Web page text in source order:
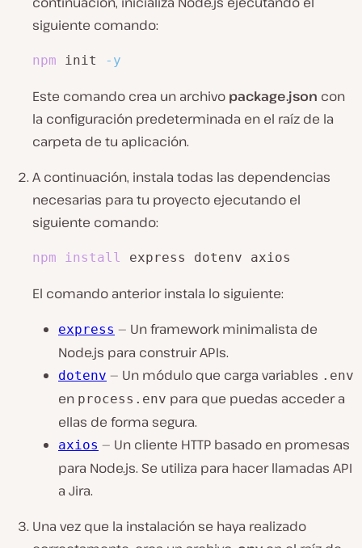
siguiente comando:
npm init -y
Este comando crea un archivo package.json con
la configuración predeterminada en el raíz de la
carpeta de tu aplicación.
A continuación, instala todas las dependencias
necesarias para tu proyecto ejecutando el
siguiente comando:
npm install express dotenv axios
El comando anterior instala lo siguiente:
express — Un framework minimalista de
Node.js para construir APIs.
dotenv — Un módulo que carga variables .env
en process.env para que puedas acceder a
ellas de forma segura.
axios — Un cliente HTTP basado en promesas
para Node.js. Se utiliza para hacer llamadas API
a Jira.
Una vez que la instalación se haya realizado